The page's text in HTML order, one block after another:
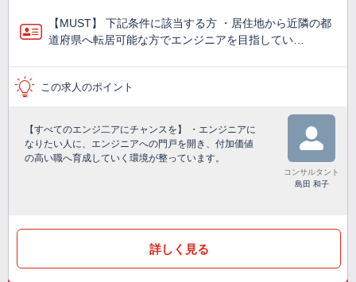
【MUST】 下記条件に該当する方 ・居住地から近隣の都
道府県へ転居可能な方でエンジニアを目指してい…
この求人のポイント
【すべてのエンジ二アにチャンスを】 ・エンジニアに
なりたい人に、エンジニアへの門戸を開き、付加価値
の高い職へ育成していく環境が整っています。
コンサルタント
島田 和子
詳しく見る